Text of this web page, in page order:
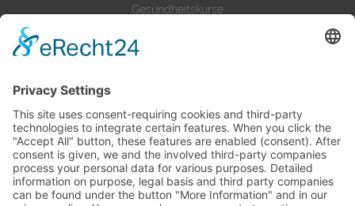
Gesundheitskurse
Unsere Standorte
Service
Kontakt
Praxis